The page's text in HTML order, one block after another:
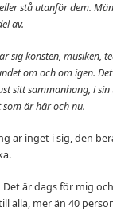
stå utanför dem.
av.
sig konsten, musiken,
om och om igen.
sitt sammanhang, i
är här och nu.
är inget i sig, den
Det är dags för mig
alla, mer än 40